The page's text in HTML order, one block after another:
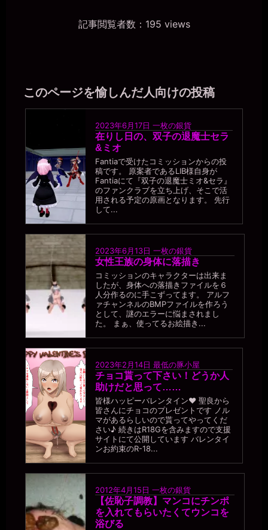
記事閲覧者数：195 views
このページを愉しんだ人向けの投稿
2023年6月17日 一枚の銀貨
在りし日の、双子の退魔士セラ
&ミオ
Fantiaで受けたコミッションからの投
稿です。 原案者であるLIB様自身が
Fantiaにて『双子の退魔士ミオ&セラ』
のファンクラブを立ち上げ、そこで活
用される予定の原画となります。 先行
して...
2023年6月13日 一枚の銀貨
女性王族の身体に落描き
コミッションのキャラクターは出来ま
したが、身体への落描きファイルを６
人分作るのに手こずってます。 アルフ
ァチャンネルのBMPファイルを作ろう
として、謎のエラーに悩まされまし
た。 まぁ、使ってるお絵描き...
2023年2月14日 最低の豚小屋
チョコ貰って下さい！どうか人
助けだと思って……
皆様ハッピーバレンタイン❤ 聖良から
皆さんにチョコのプレゼントです ノル
マがあるらしいので貰ってやってくだ
さい♪ 続きはR18Gを含みますので支援
サイトにて公開しています バレンタイ
ンお約束のR-18...
2012年4月15日 一枚の銀貨
【佐恥子調教】マンコにチンポ
を入れてもらいたくてウンコを
浴びる